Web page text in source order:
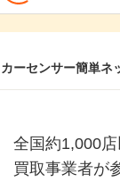
カーセンサー簡単ネ
全国約1,000
買取事業者が